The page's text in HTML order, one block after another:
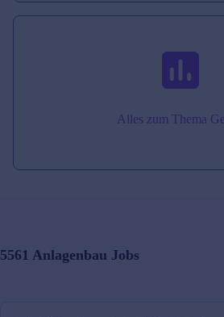
Alles zum Thema
5561 Anlagenbau Jobs